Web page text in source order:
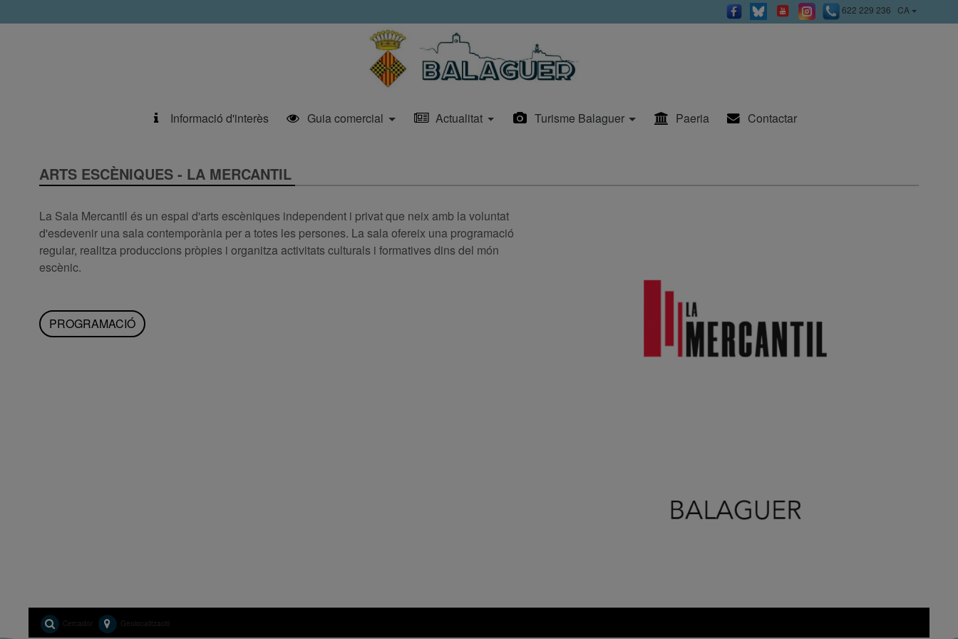
622 229 236 CA
Informació d'interès Guia comercial Actualitat Turisme Balaguer Paeria Contactar
ARTS ESCÈNIQUES - LA MERCANTIL
La Sala Mercantil és un espai d'arts escèniques independent i privat que neix amb la voluntat
d'esdevenir una sala contemporània per a totes les persones. La sala ofereix una programació
regular, realitza produccions pròpies i organitza activitats culturals i formatives dins del món
escènic.
PROGRAMACIÓ
Cercador Geolocalització